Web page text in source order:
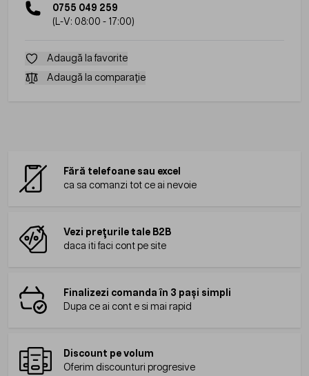
0755 049 259
(L-V: 08:00 - 17:00)
Adaugă la favorite
Adaugă la comparație
Fără telefoane sau excel
ca sa comanzi tot ce ai nevoie
Vezi prețurile tale B2B
daca iti faci cont pe site
Finalizezi comanda în 3 pași simpli
Dupa ce ai cont e si mai rapid
Discount pe volum
Oferim discounturi progresive